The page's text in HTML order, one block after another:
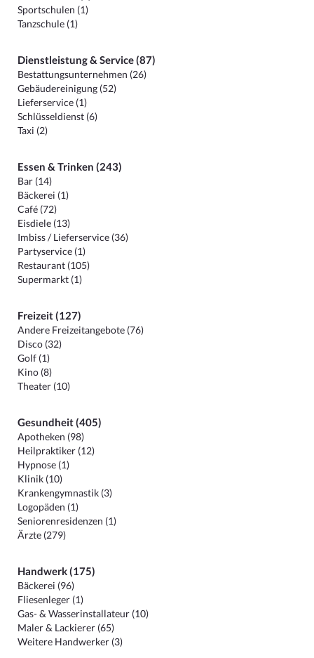
Sportschulen (1)
Tanzschule (1)
Dienstleistung & Service (87)
Bestattungsunternehmen (26)
Gebäudereinigung (52)
Lieferservice (1)
Schlüsseldienst (6)
Taxi (2)
Essen & Trinken (243)
Bar (14)
Bäckerei (1)
Café (72)
Eisdiele (13)
Imbiss / Lieferservice (36)
Partyservice (1)
Restaurant (105)
Supermarkt (1)
Freizeit (127)
Andere Freizeitangebote (76)
Disco (32)
Golf (1)
Kino (8)
Theater (10)
Gesundheit (405)
Apotheken (98)
Heilpraktiker (12)
Hypnose (1)
Klinik (10)
Krankengymnastik (3)
Logopäden (1)
Seniorenresidenzen (1)
Ärzte (279)
Handwerk (175)
Bäckerei (96)
Fliesenleger (1)
Gas- & Wasserinstallateur (10)
Maler & Lackierer (65)
Weitere Handwerker (3)